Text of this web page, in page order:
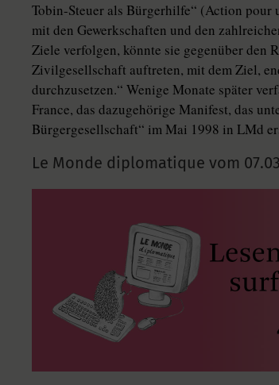
Tobin-Steuer als Bürgerhilfe“ (Action pour
mit den Gewerkschaften und den
Ziele verfolgen, könnte sie gegenüber den
Zivilgesellschaft auftreten, mit dem Ziel,
durchzusetzen.“ Wenige Monate später
France, das dazugehörige Manifest, das
Bürgergesellschaft“ im Mai 1998 in LMd
Le Monde diplomatique vom